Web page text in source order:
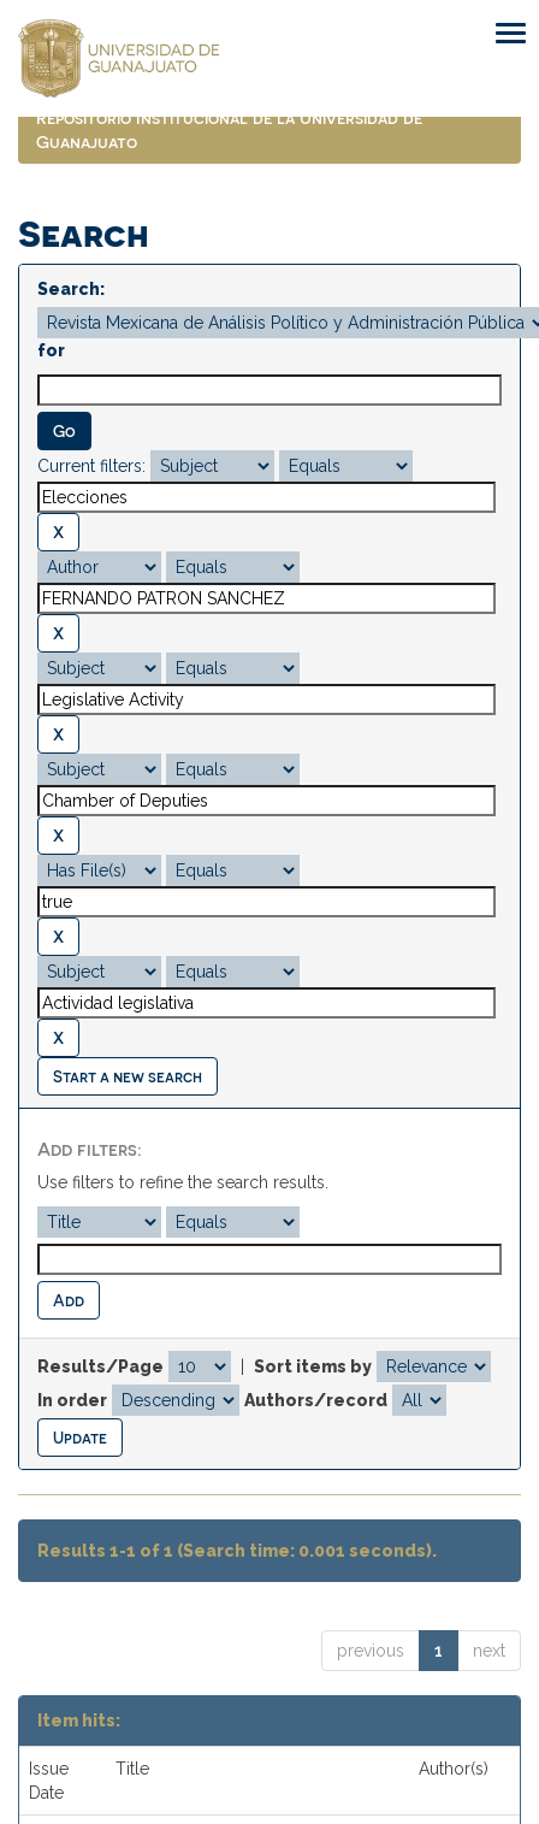
navigation
Repositorio Institucional de la Universidad de
Guanajuato
Search
Search:
for
Current filters:
Start a new search
Add filters:
Use filters to refine the search results.
Results/Page
Sort items by
In order
Authors/record
Results 1-1 of 1 (Search time: 0.001 seconds).
previous 1 next
Item hits:
Issue
Date
Title Author(s)